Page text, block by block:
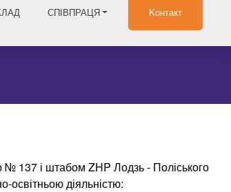
СПІВПРАЦЯ Kонтакт
137 і штабом ZHP Лодзь - Поліського
діяльністю: